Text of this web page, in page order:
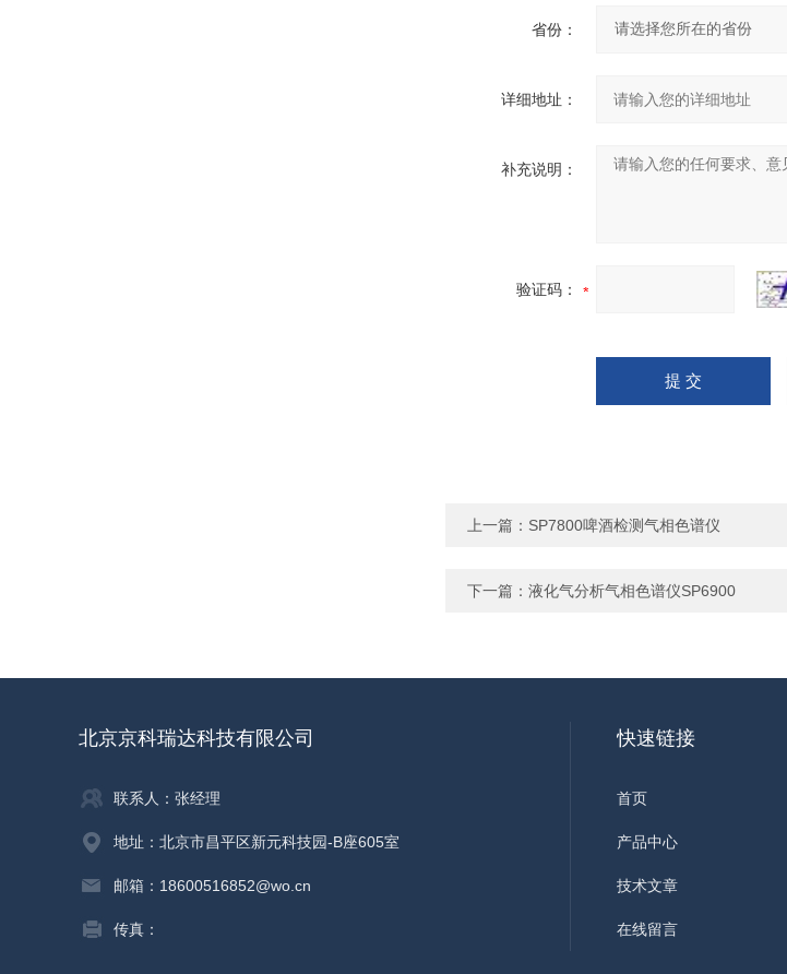
省份：
详细地址：
补充说明：
验证码：
上一篇： SP7800啤酒检测气相色谱仪
下一篇： 液化气分析气相色谱仪SP6900
北京京科瑞达科技有限公司
联系人：张经理
地址：北京市昌平区新元科技园-B座605室
邮箱：18600516852@wo.cn
传真：
快速链接
首页
产品中心
技术文章
在线留言